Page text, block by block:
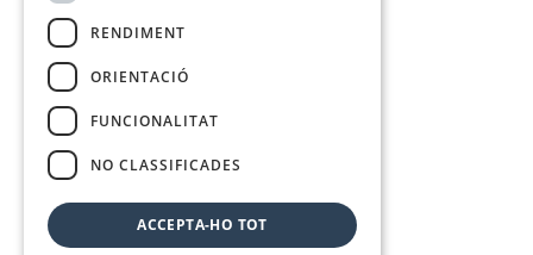
RENDIMENT
ORIENTACIÓ
FUNCIONALITAT
NO CLASSIFICADES
ACCEPTA-HO TOT